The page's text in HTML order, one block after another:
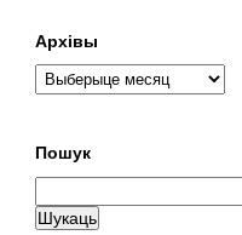
Архівы
Пошук